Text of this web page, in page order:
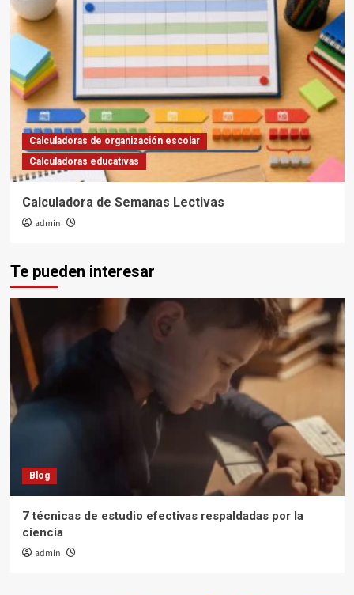
Calculadoras de organización escolar
Calculadoras educativas
Calculadora de Semanas Lectivas
admin
Te pueden interesar
Blog
7 técnicas de estudio efectivas respaldadas por la
ciencia
admin